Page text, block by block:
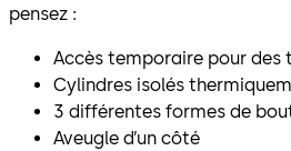
pensez :
Accès temporaire pour des
Cylindres isolés
3 différentes formes de
Aveugle d’un côté